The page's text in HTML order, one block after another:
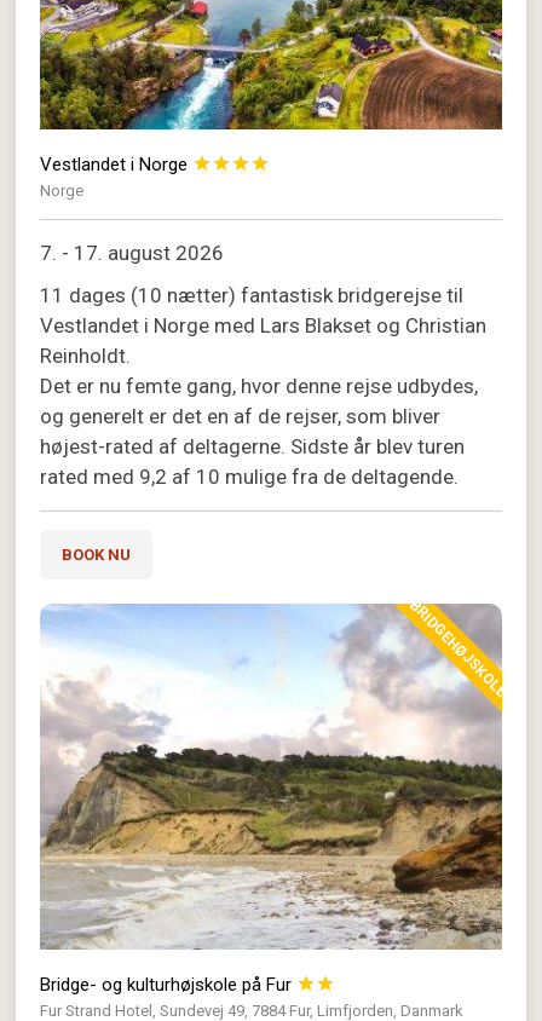
Vestlandet i Norge 



Norge
7. - 17. august 2026
11 dages (10 nætter) fantastisk bridgerejse til
Vestlandet i Norge med Lars Blakset og Christian
Reinholdt.
Det er nu femte gang, hvor denne rejse udbydes,
og generelt er det en af de rejser, som bliver
højest-rated af deltagerne. Sidste år blev turen
rated med 9,2 af 10 mulige fra de deltagende.
BOOK NU
BRIDGEHØJSKOLE
Bridge- og kulturhøjskole på Fur 

Fur Strand Hotel, Sundevej 49, 7884 Fur, Limfjorden, Danmark